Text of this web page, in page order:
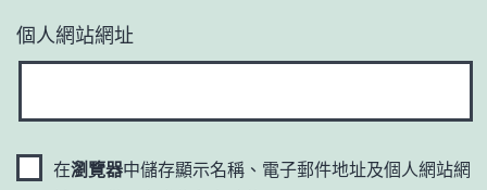
個人網站網址
在瀏覽器中儲存顯示名稱、電子郵件地址及個人網站網